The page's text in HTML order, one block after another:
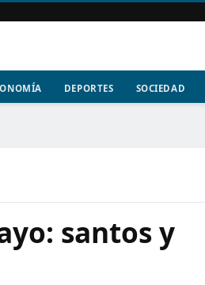
DEPORTES SOCIEDAD
santos y